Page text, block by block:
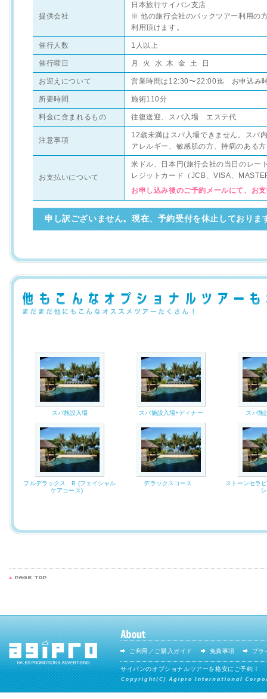
提供会社
日本旅行サイパン支店
※ 他の旅行会社のパックツアー利用の
利用頂けます。
催行人数 1人以上
催行曜日 月 火 水 木 金 土 日
お迎えについて 営業時間は12:30〜22:00迄 お申込み
所要時間 施術110分
料金に含まれるもの 往復送迎、スパ入場 エステ代
注意事項
12歳未満はスパ入場できません。スパ
アレルギー、敏感肌の方、持病のある
お支払いについて
米ドル、日本円(旅行会社の当日のレー
レジットカード（JCB、VISA、
お申し込み後のご予約メールにて、お
申し訳ございません。現在、予約受付を休止しておりま
スパ施設入場 スパ施設入場+ディナー スパ施
フルデラックス B (フェイシャル
ケアコース)
デラックスコース
ストーンセラ
ご利用／ご購入ガイド 免責事項 プラ
サイパンのオプショナルツアーを格安にご予約！